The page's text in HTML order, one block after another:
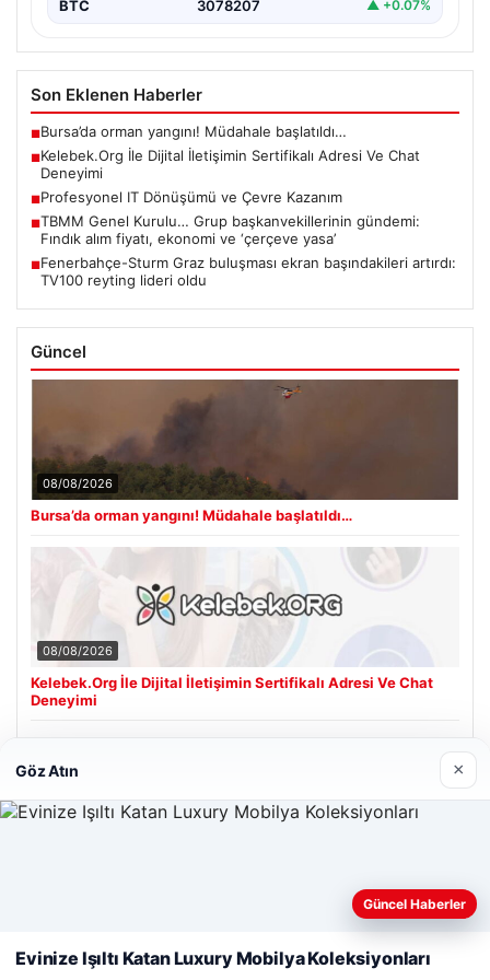
BTC 3078207 ▲ +0.07%
Son Eklenen Haberler
■Bursa’da orman yangını! Müdahale başlatıldı…
■Kelebek.Org İle Dijital İletişimin Sertifikalı Adresi Ve Chat
Deneyimi
■Profesyonel IT Dönüşümü ve Çevre Kazanım
■TBMM Genel Kurulu… Grup başkanvekillerinin gündemi:
Fındık alım fiyatı, ekonomi ve ‘çerçeve yasa’
■Fenerbahçe-Sturm Graz buluşması ekran başındakileri artırdı:
TV100 reyting lideri oldu
Güncel
08/08/2026
Bursa’da orman yangını! Müdahale başlatıldı…
08/08/2026
Kelebek.Org İle Dijital İletişimin Sertifikalı Adresi Ve Chat
Deneyimi
Web sitemizi nasıl kullandığınızı daha iyi anlayabilmek,
deneyiminizi kişiselleştirmek ve geliştirmek amacıyla çerezler
Reddet
Göz Atın ×
Güncel Haberler
Evinize Işıltı Katan Luxury Mobilya Koleksiyonları